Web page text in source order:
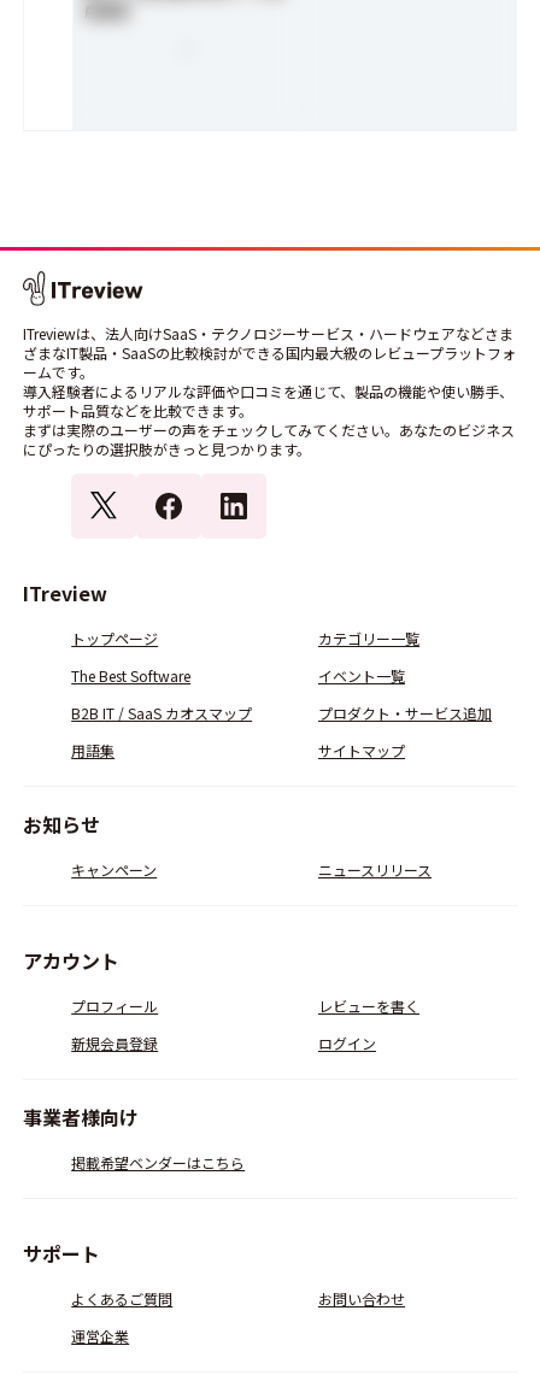
ITreviewは、法人向けSaaS・テクノロジーサービス・ハードウェアなどさま
ざまなIT製品・SaaSの比較検討ができる国内最大級のレビュープラットフォ
ームです。
導入経験者によるリアルな評価や口コミを通じて、製品の機能や使い勝手、
サポート品質などを比較できます。
まずは実際のユーザーの声をチェックしてみてください。あなたのビジネス
にぴったりの選択肢がきっと見つかります。
ITreview
トップページ
カテゴリー一覧
The Best Software
イベント一覧
B2B IT / SaaS カオスマップ
プロダクト・サービス追加
用語集
サイトマップ
お知らせ
キャンペーン ニュースリリース
アカウント
プロフィール
レビューを書く
新規会員登録
ログイン
事業者様向け
掲載希望ベンダーはこちら
サポート
よくあるご質問
お問い合わせ
運営企業